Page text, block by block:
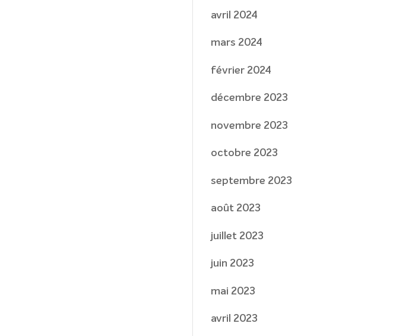
avril 2024
mars 2024
février 2024
décembre 2023
novembre 2023
octobre 2023
septembre 2023
août 2023
juillet 2023
juin 2023
mai 2023
avril 2023